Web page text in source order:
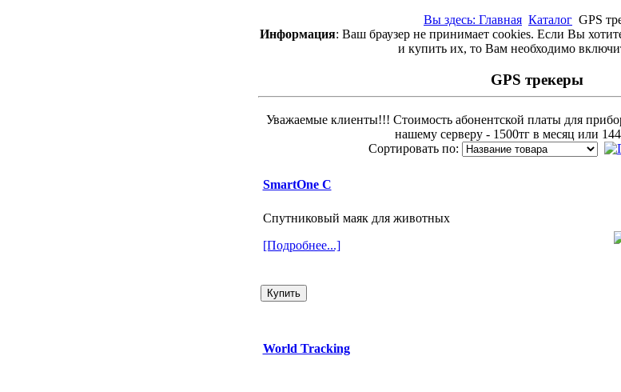
Вы здесь: Главная Каталог GPS
Информация: Ваш браузер не принимает cookies. Если Вы
и купить их, то Вам необходимо
GPS трекеры
Уважаемые клиенты!!! Стоимость абонентской платы для
нашему серверу - 1500тг в месяц или
Сортировать по:
SmartOne C
Спутниковый маяк для животных
[Подробнее...]
World Tracking